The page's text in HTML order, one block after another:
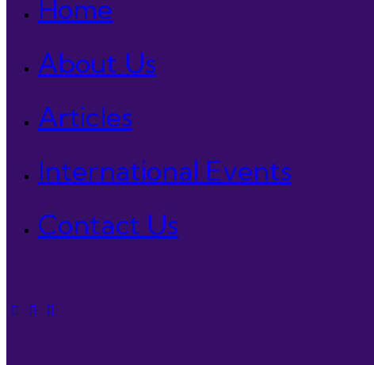
Home
About Us
Articles
International Events
Contact Us